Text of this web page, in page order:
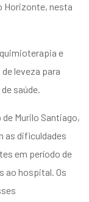
Horizonte, nesta
e
leveza para
saúde.
Murilo Santiago,
as dificuldades
em período de
ao hospital. Os